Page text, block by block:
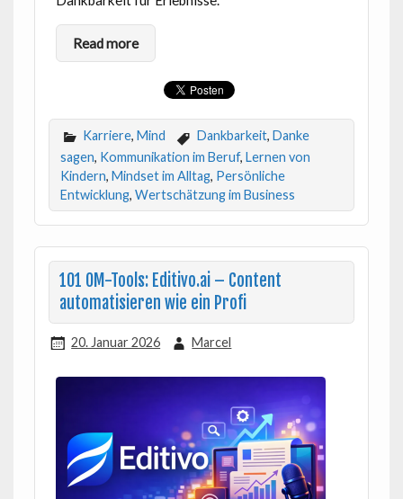
Read more
Karriere, Mind Dankbarkeit, Danke
sagen, Kommunikation im Beruf, Lernen von
Kindern, Mindset im Alltag, Persönliche
Entwicklung, Wertschätzung im Business
101 OM-Tools: Editivo.ai – Content
automatisieren wie ein Profi
20. Januar 2026 Marcel